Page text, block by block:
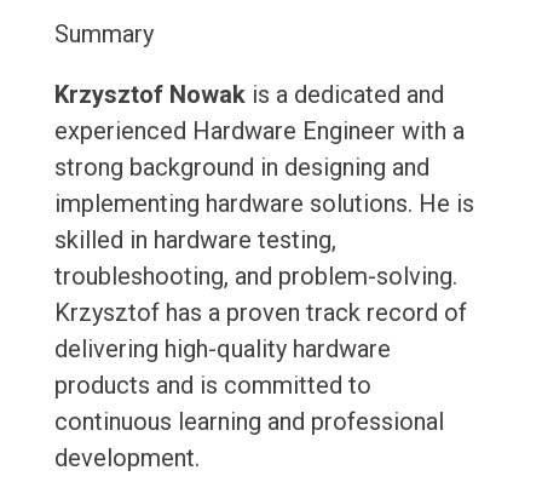
Summary
Krzysztof Nowakis a dedicated and
experienced Hardware Engineer with a
strong background in designing and
implementing hardware solutions. He is
skilled in hardware testing,
troubleshooting, and problem-solving.
Krzysztof has a proven track record of
delivering high-quality hardware
products and is committed to
continuous learning and professional
development.